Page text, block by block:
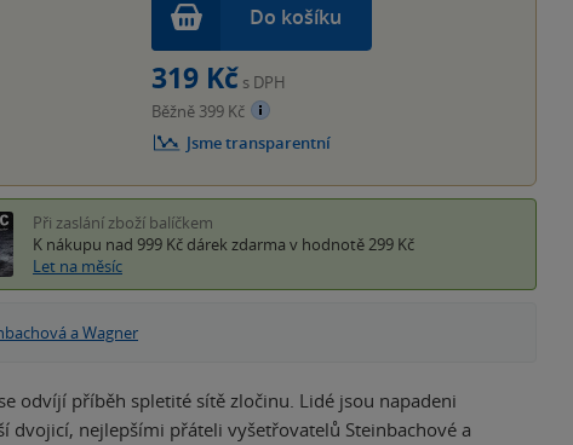
Do košíku
319 Kč s DPH
Běžně 399 Kč
Jsme transparentní
Při zaslání zboží balíčkem
K nákupu nad 999 Kč dárek zdarma v hodnotě 299 Kč
Let na měsíc
a Wagner
odvíjí příběh spletité sítě zločinu. Lidé jsou napadeni
nejlepšími přáteli vyšetřovatelů Steinbachové a